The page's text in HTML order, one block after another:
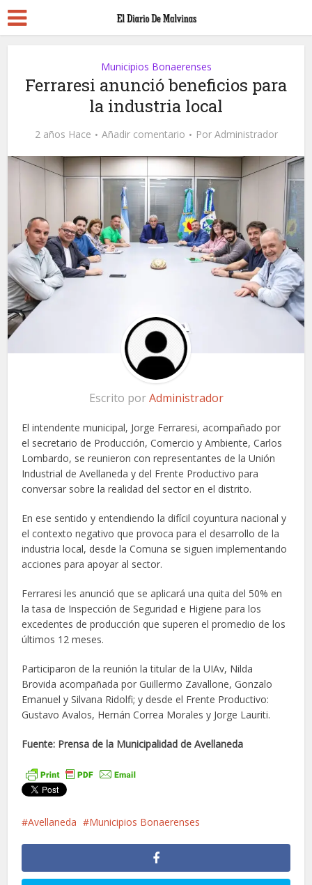
Municipios Bonaerenses
Ferraresi anunció beneficios para
la industria local
2 años Hace Añadir comentario Por Administrador
Escrito porAdministrador
El intendente municipal, Jorge Ferraresi, acompañado por
el secretario de Producción, Comercio y Ambiente, Carlos
Lombardo, se reunieron con representantes de la Unión
Industrial de Avellaneda y del Frente Productivo para
conversar sobre la realidad del sector en el distrito.
En ese sentido y entendiendo la difícil coyuntura nacional y
el contexto negativo que provoca para el desarrollo de la
industria local, desde la Comuna se siguen implementando
acciones para apoyar al sector.
Ferraresi les anunció que se aplicará una quita del 50% en
la tasa de Inspección de Seguridad e Higiene para los
excedentes de producción que superen el promedio de los
últimos 12 meses.
Participaron de la reunión la titular de la UIAv, Nilda
Brovida acompañada por Guillermo Zavallone, Gonzalo
Emanuel y Silvana Ridolfi; y desde el Frente Productivo:
Gustavo Avalos, Hernán Correa Morales y Jorge Lauriti.
Fuente: Prensa de la Municipalidad de Avellaneda
Avellaneda Municipios Bonaerenses